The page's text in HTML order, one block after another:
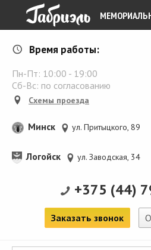
Время работы:
Пн-Пт: 10:00 - 19:00
Сб-Вс: по согласованию
Схемы проезда
Минск ул. Притыцкого, 89
Логойск ул. Заводская, 34
+375 (44)
Заказать звонок